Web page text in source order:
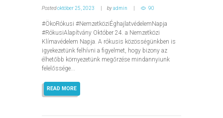
Postedoktóber 25, 2023 byadmin 90
#ÖkoRókusi #NemzetköziÉghajlatvédelemNapja
#RókusiAlapítvány Október 24. a Nemzetközi
Klímavédelem Napja. A rókusis közösségünkben is
igyekezetünk felhívni a figyelmet, hogy bizony az
élhetőbb környezetünk megőrzése mindannyiunk
felelőssége...
READ MORE